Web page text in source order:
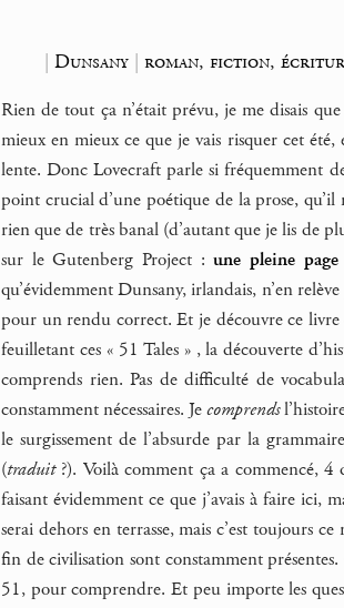
|Dunsany |roman, fiction,
Rien de tout ça n’était prévu, je me disais
mieux en mieux ce que je vais risquer cet
lente. Donc Lovecraft parle si fréquemment
point crucial d’une poétique de la prose,
rien que de très banal (d’autant que je lis de
sur le Gutenberg Project :une pleine page
qu’évidemment Dunsany, irlandais, n’en
pour un rendu correct. Et je découvre ce livre
feuilletant ces « 51 Tales » , la découverte
comprends rien. Pas de difficulté de
constamment nécessaires. Jecomprends
le surgissement de l’absurde par la
(traduit?). Voilà comment ça a commencé,
faisant évidemment ce que j’avais à faire ici,
serai dehors en terrasse, mais c’est toujours
fin de civilisation sont constamment présentes.
51, pour comprendre. Et peu importe les